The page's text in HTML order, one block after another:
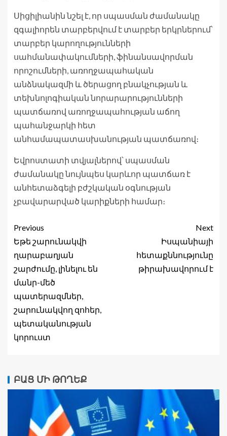
Սիցիլիանին նշել է, որ սպասման ժամանակը
զգալիորեն տարբերվում է տարբեր երկրներում՝
տարբեր կարողությունների
սահմանափակումների, ֆինանսավորման
որոշումների, առողջապահական
անձնակազմի և ծերացող բնակչության և
տեխնոլոգիական նորարարությունների
պատճառով առողջապահության աճող
պահանջարկի հետ
անհամապատասխանության պատճառով։
Եվրոստատի տվյալներով՝ սպասման
ժամանակը նույնպես կարևոր պատճառ է
անհետաձգելի բժշկական օգնության
չբավարարված կարիքների համար։
Previous
Եթե շարունակվի
ղարաբաղյան
շարժումը, լինելու են
մանր-մեծ
պատերազմներ,
շարունակվող զոհեր,
պետականության
կորուստ
Next
Իսպանիայի
հետաքննությունը
թիրախավորում է
ԲԱՑ ՄԻ ԹՈՂԵՔ